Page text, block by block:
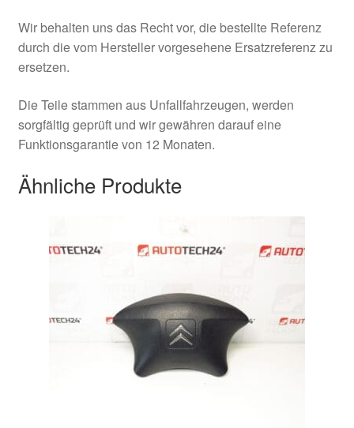
Wir behalten uns das Recht vor, die bestellte Referenz
durch die vom Hersteller vorgesehene Ersatzreferenz zu
ersetzen.
Die Teile stammen aus Unfallfahrzeugen, werden
sorgfältig geprüft und wir gewähren darauf eine
Funktionsgarantie von 12 Monaten.
Ähnliche Produkte